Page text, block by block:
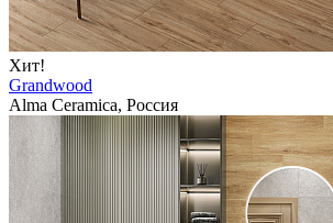
Хит!
Grandwood
Alma Ceramica, Россия